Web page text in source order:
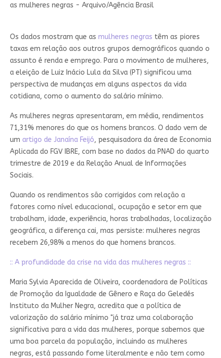
as mulheres negras - Arquivo/Agência Brasil
Os dados mostram que as mulheres negras têm as piores
taxas em relação aos outros grupos demográficos quando o
assunto é renda e emprego. Para o movimento de mulheres,
a eleição de Luiz Inácio Lula da Silva (PT) significou uma
perspectiva de mudanças em alguns aspectos da vida
cotidiana, como o aumento do salário mínimo.
As mulheres negras apresentaram, em média, rendimentos
71,31% menores do que os homens brancos. O dado vem de
um artigo de Janaína Feijó, pesquisadora da área de Economia
Aplicada do FGV IBRE, com base no dados da PNAD do quarto
trimestre de 2019 e da Relação Anual de Informações
Sociais.
Quando os rendimentos são corrigidos com relação a
fatores como nível educacional, ocupação e setor em que
trabalham, idade, experiência, horas trabalhadas, localização
geográfica, a diferença cai, mas persiste: mulheres negras
recebem 26,98% a menos do que homens brancos.
:: A profundidade da crise na vida das mulheres negras ::
Maria Sylvia Aparecida de Oliveira, coordenadora de Políticas
de Promoção da Igualdade de Gênero e Raça do Geledés
Instituto da Mulher Negra, acredita que a política de
valorização do salário mínimo "já traz uma colaboração
significativa para a vida das mulheres, porque sabemos que
uma boa parcela da população, incluindo as mulheres
negras, está passando fome literalmente e não tem como